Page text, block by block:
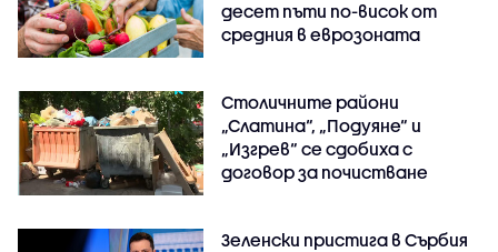
десет пъти по-висок от
средния в еврозоната
Столичните райони
„Слатина“, „Подуяне“ и
„Изгрев“ се сдобиха с
договор за почистване
Зеленски пристига в Сърбия